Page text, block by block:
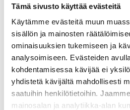
Tämä sivusto käyttää evästeitä
Käytämme evästeitä muun
sisällön ja mainosten
ominaisuuksien tukemiseen ja
analysoimiseen. Evästeiden
kohdentamisessa kävijää ei
yhdistetä kävijältä mahdollisesti
saatuihin henkilötietoihin.
mainosalan ja analytiikka-alan
• liiketoiminnan johtoryhmän
Sinä:
• olet näyttänyt taitosi ja saanut
esimiestyössä
• osaat innostaa, valmentaa ja
• palat halusta kehittyä asiakas-
• olet kerännyt kokemusta